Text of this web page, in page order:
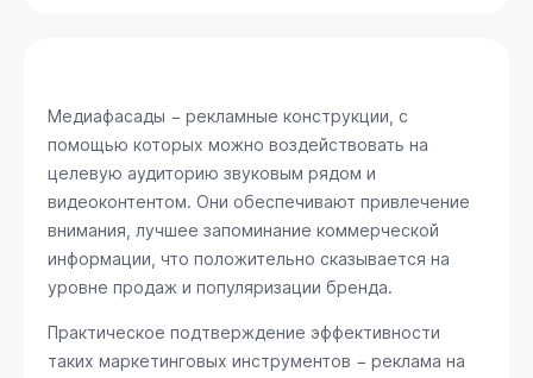
Медиафасады − рекламные конструкции, с
помощью которых можно воздействовать на
целевую аудиторию звуковым рядом и
видеоконтентом. Они обеспечивают привлечение
внимания, лучшее запоминание коммерческой
информации, что положительно сказывается на
уровне продаж и популяризации бренда.
Практическое подтверждение эффективности
таких маркетинговых инструментов − реклама на